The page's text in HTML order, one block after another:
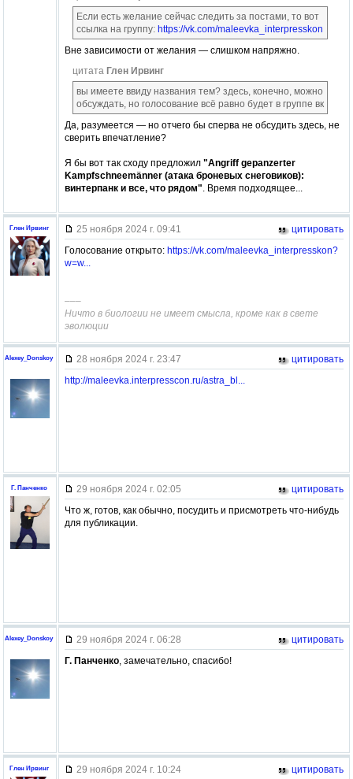
Если есть желание сейчас следить за постами, то вот
ссылка на группу: https://vk.com/maleevka_interpresskon
Вне зависимости от желания — слишком напряжно.
цитата Глен Ирвинг
вы имеете ввиду названия тем? здесь, конечно, можно
обсуждать, но голосование всё равно будет в группе вк
Да, разумеется — но отчего бы сперва не обсудить здесь, не
сверить впечатление?
Я бы вот так сходу предложил "Angriff gepanzerter
Kampfschneemänner (атака броневых снеговиков):
винтерпанк и все, что рядом". Время подходящее...
Глен Ирвинг 25 ноября 2024 г. 09:41
цитировать
Голосование открыто: https://vk.com/maleevka_interpresskon?
w=w...
–––
Ничто в биологии не имеет смысла, кроме как в свете
эволюции
Alexey_Donskoy 28 ноября 2024 г. 23:47
цитировать
http://maleevka.interpresscon.ru/astra_bl...
Г. Панченко 29 ноября 2024 г. 02:05
цитировать
Что ж, готов, как обычно, посудить и присмотреть что-нибудь
для публикации.
Alexey_Donskoy 29 ноября 2024 г. 06:28
цитировать
Г. Панченко, замечательно, спасибо!
Глен Ирвинг 29 ноября 2024 г. 10:24
цитировать